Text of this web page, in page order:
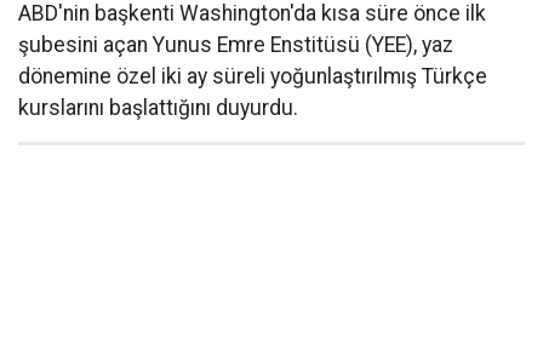
ABD'nin başkenti Washington'da kısa süre önce ilk
şubesini açan Yunus Emre Enstitüsü (YEE), yaz
dönemine özel iki ay süreli yoğunlaştırılmış Türkçe
kurslarını başlattığını duyurdu.